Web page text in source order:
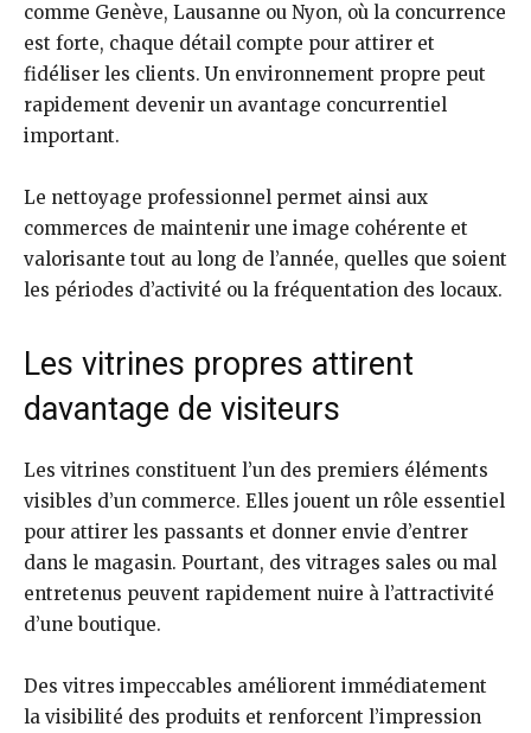
comme Genève, Lausanne ou Nyon, où la concurrence
est forte, chaque détail compte pour attirer et
fidéliser les clients. Un environnement propre peut
rapidement devenir un avantage concurrentiel
important.
Le nettoyage professionnel permet ainsi aux
commerces de maintenir une image cohérente et
valorisante tout au long de l’année, quelles que soient
les périodes d’activité ou la fréquentation des locaux.
Les vitrines propres attirent
davantage de visiteurs
Les vitrines constituent l’un des premiers éléments
visibles d’un commerce. Elles jouent un rôle essentiel
pour attirer les passants et donner envie d’entrer
dans le magasin. Pourtant, des vitrages sales ou mal
entretenus peuvent rapidement nuire à l’attractivité
d’une boutique.
Des vitres impeccables améliorent immédiatement
la visibilité des produits et renforcent l’impression